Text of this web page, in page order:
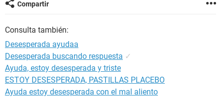
Compartir
Consulta también:
Desesperada ayudaa
Desesperada buscando respuesta ✓
Ayuda, estoy desesperada y triste
ESTOY DESESPERADA, PASTILLAS PLACEBO
Ayuda estoy desesperada con el mal aliento